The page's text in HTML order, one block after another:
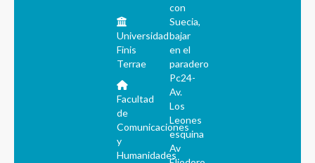
Universidad
Finis
Terrae
Facultad
de
Comunicaciones
y
Humanidades
con
Suecia,
bajar
en el
paradero
Pc24-
Av.
Los
Leones
esquina
Av